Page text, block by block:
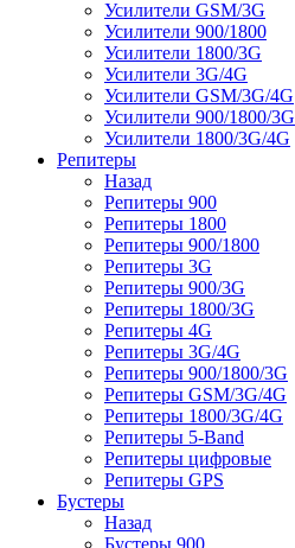
Усилители GSM/3G
Усилители 900/1800
Усилители 1800/3G
Усилители 3G/4G
Усилители GSM/3G/4G
Усилители 900/1800/3G
Усилители 1800/3G/4G
Репитеры
Назад
Репитеры 900
Репитеры 1800
Репитеры 900/1800
Репитеры 3G
Репитеры 900/3G
Репитеры 1800/3G
Репитеры 4G
Репитеры 3G/4G
Репитеры 900/1800/3G
Репитеры GSM/3G/4G
Репитеры 1800/3G/4G
Репитеры 5-Band
Репитеры цифровые
Репитеры GPS
Бустеры
Назад